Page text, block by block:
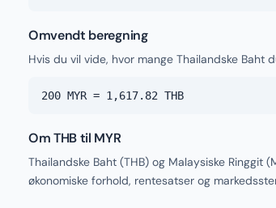
Omvendt beregning
Hvis du vil vide, hvor mange Thailandske Baht
200 MYR = 1,617.82 THB
Om THB til MYR
Thailandske Baht (THB) og Malaysiske Ringgit
økonomiske forhold, rentesatser og